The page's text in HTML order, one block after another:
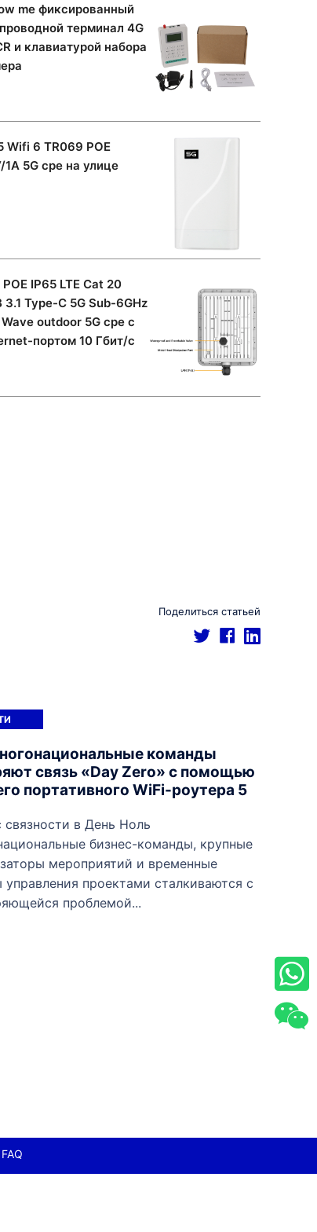
me фиксированный
терминал 4G
и клавиатурой набора
Wifi 6 TR069 POE
1A 5G cpe на улице
POE IP65 LTE Cat 20
3.1 Type-C 5G Sub-6GHz
Wave outdoor 5G cpe с
портом 10 Гбит/с
Поделиться статьей
команды
связь «Day Zero» с помощью
портативного WiFi-роутера 5
связности в День Ноль
бизнес-команды, крупные
мероприятий и временные
управления проектами сталкиваются с
проблемой...
FAQ